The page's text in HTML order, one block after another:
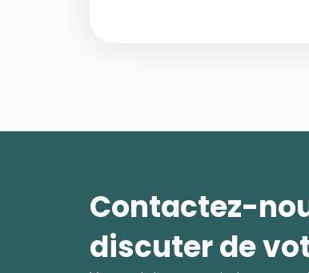
Contactez-
discuter de